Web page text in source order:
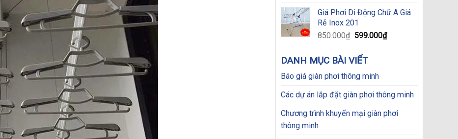
was:
is:
Giá Phơi Di Động Chữ A Giá
Rẻ Inox 201
850.000₫ Original
was:
850.000₫.
599.000₫Current
DANH MỤC BÀI VIẾT
Báo giá giàn phơi thông minh
Các dự án lắp đặt giàn phơi thông minh
Chương trình khuyến mại giàn phơi
thông minh